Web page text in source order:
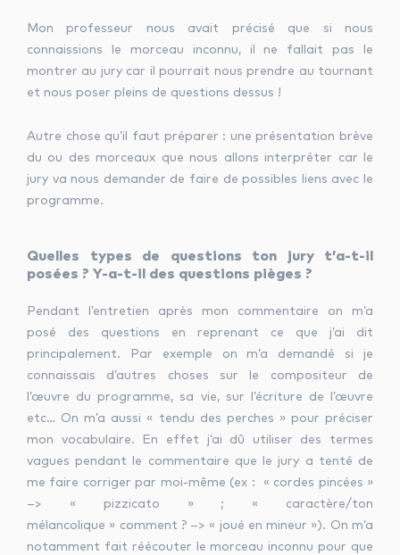
Mon professeur nous avait précisé que si nous
connaissions le morceau inconnu, il ne fallait pas le
montrer au jury car il pourrait nous prendre au tournant
et nous poser pleins de questions dessus !
Autre chose qu’il faut préparer : une présentation brève
du ou des morceaux que nous allons interpréter car le
jury va nous demander de faire de possibles liens avec le
programme.
Quelles types de questions ton jury t’a-t-il
posées ? Y-a-t-il des questions pièges ?
Pendant l’entretien après mon commentaire on m’a
posé des questions en reprenant ce que j’ai dit
principalement. Par exemple on m’a demandé si je
connaissais d’autres choses sur le compositeur de
l’œuvre du programme, sa vie, sur l’écriture de l’œuvre
etc… On m’a aussi « tendu des perches » pour préciser
mon vocabulaire. En effet j’ai dû utiliser des termes
vagues pendant le commentaire que le jury a tenté de
me faire corriger par moi-même (ex : « cordes pincées »
–> « pizzicato » ; « caractère/ton
mélancolique » comment ? –> « joué en mineur »). On m’a
notamment fait réécouter le morceau inconnu pour que